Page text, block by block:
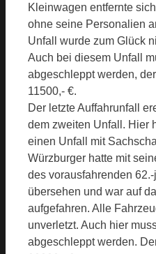
Kleinwagen entfernte
ohne seine Personalien
Unfall wurde zum Glück
Auch bei diesem Unfall
abgeschleppt werden,
11500,- €.
Der letzte Auffahrunfall
dem zweiten Unfall. Hier
einen Unfall mit
Würzburger hatte mit
des vorausfahrenden
übersehen und war auf
aufgefahren. Alle
unverletzt. Auch hier
abgeschleppt werden.